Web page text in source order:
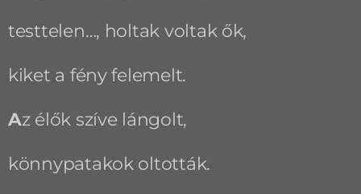
testtelen…, holtak voltak ők,
kiket a fény felemelt.
Az élők szíve lángolt,
könnypatakok oltották.